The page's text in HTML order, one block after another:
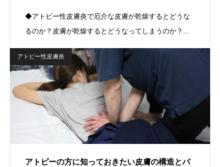
◆アトピー性皮膚炎で厄介な皮膚が乾燥するとどうな
るのか？皮膚が乾燥するとどうなってしまうのか？…
アトピー性皮膚炎
アトピーの方に知っておきたい皮膚の構造とバ